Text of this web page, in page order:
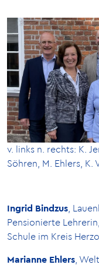
v. links n. rechts: K.
Söhren, M. Ehlers, K.
Ingrid Bindzus ,
Pensionierte
Schule im Kreis
Marianne Ehlers , Welt